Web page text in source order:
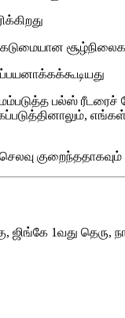
கடுமையான
பல்ஸ் ரீடரைச்
குறைந்ததாகவும்
ஜிங்கே 1வது